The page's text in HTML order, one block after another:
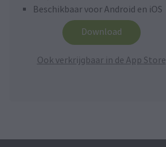
Beschikbaar voor Android en iOS
Download
Ook verkrijgbaar in de App Store